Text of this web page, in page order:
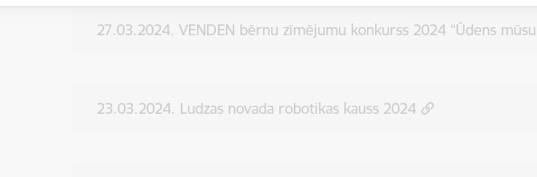
27.03.2024. VENDEN bērnu zīmējumu konkurss 2024 “Ūdens
23.03.2024. Ludzas novada robotikas kauss 2024